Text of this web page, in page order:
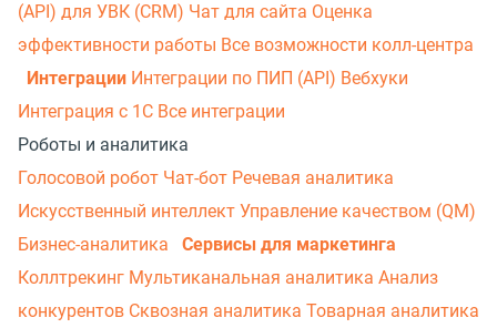
(API) для УВК (CRM) Чат для сайта Оценка
эффективности работы Все возможности колл-центра
Интеграции Интеграции по ПИП (API) Вебхуки
Интеграция с 1С Все интеграции
Роботы и аналитика
Голосовой робот Чат-бот Речевая аналитика
Искусственный интеллект Управление качеством (QM)
Бизнес-аналитика
Сервисы для маркетинга
Коллтрекинг Мультиканальная аналитика Анализ
конкурентов Сквозная аналитика Товарная аналитика